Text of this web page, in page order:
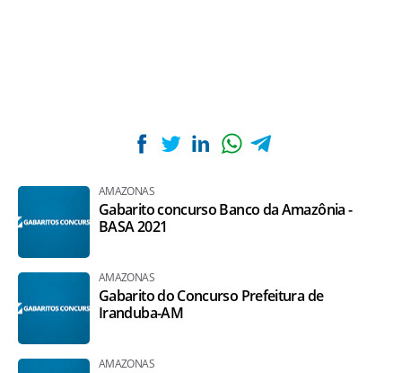
AMAZONAS
Gabarito concurso Banco da Amazônia -
BASA 2021
AMAZONAS
Gabarito do Concurso Prefeitura de
Iranduba-AM
AMAZONAS